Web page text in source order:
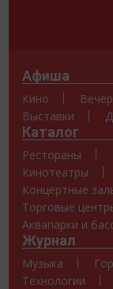
Афиша
Кино
Выставки
Каталог
Рестораны
Кинотеатры
Концертные
Торговые
Аквапарки и
Журнал
Музыка
Технологии